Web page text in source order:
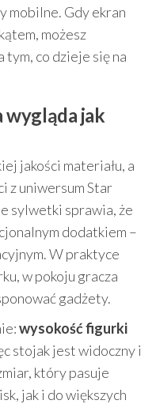
mobilne. Gdy ekran
możesz
tym, co dzieje się na
wygląda jak
jakości materiału, a
z uniwersum Star
sylwetki sprawia, że
dodatkiem –
W praktyce
w pokoju gracza
gadżety.
wysokość figurki
stojak jest widoczny i
który pasuje
jak i do większych